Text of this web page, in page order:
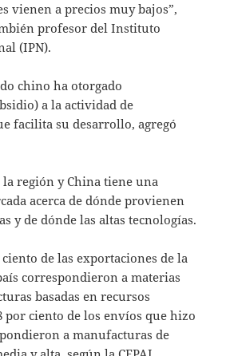
vienen a precios muy bajos”,
profesor del Instituto
(IPN).
chino ha otorgado
a la actividad de
facilita su desarrollo, agregó
región y China tiene una
acerca de dónde provienen
y de dónde las altas tecnologías.
ciento de las exportaciones de la
correspondieron a materias
basadas en recursos
por ciento de los envíos que hizo
a manufacturas de